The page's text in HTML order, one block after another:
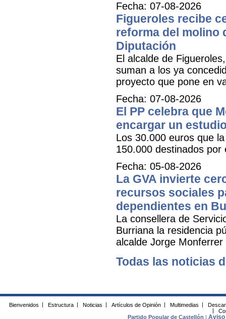
Fecha: 07-08-2026
Figueroles recibe
reforma del molino
Diputación
El alcalde de
suman a los ya
proyecto que pone en
Fecha: 07-08-2026
El PP celebra que
encargar un
Los 30.000 euros que
150.000 destinados
Fecha: 05-08-2026
La GVA invierte
recursos sociales
dependientes en
La consellera de
Burriana la residencia
alcalde Jorge Monferrer
Todas las noticias
Bienvenidos Estructura Noticias Artículos de Opinión Multimedias
Partido Popular de Castellón
|Aviso